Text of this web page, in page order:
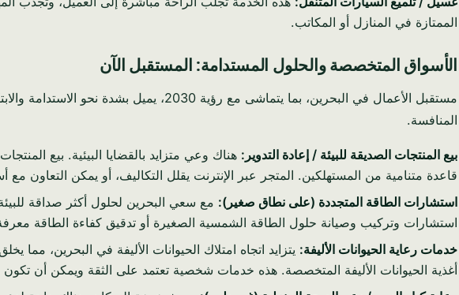
الممتازة في المنازل أو المكاتب.
الأسواق المتخصصة والحلول المستدامة: المستقبل الآن
مستقبل الأعمال في البحرين، بما يتماشى
المنافسة.
بيع المنتجات الصديقة للبيئة / إعادة التدوير: هناك وعي متزايد بالقضايا البيئية. بيع
قاعدة متنامية من المستهلكين. المتجر عبر الإنترنت يقلل التكاليف، أو يمكن التعاون
استشارات الطاقة المتجددة (على نطاق صغير): مع سعي البحرين لحلول أكثر صداقة
استشارات وتركيب وصيانة حلول الطاقة الشمسية الصغيرة أو تدقيق كفاءة الطاقة
خدمات رعاية الحيوانات الأليفة: يتزايد اتجاه امتلاك الحيوانات الأليفة في البحرين، مما
أغذية الحيوانات الأليفة المتخصصة. هذه خدمات شخصية تعتمد على الثقة ويمكن أن تكون